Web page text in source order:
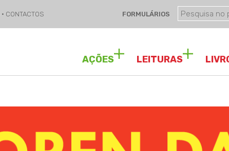
· CONTACTOS FORMULÁRIOS
LEITURAS
AÇÕES